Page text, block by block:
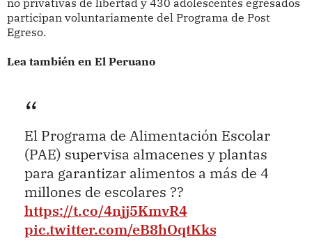
participan voluntariamente del Programa de Post
Egreso.
Lea también en El Peruano
El Programa de Alimentación Escolar
(PAE) supervisa almacenes y plantas
para garantizar alimentos a más de 4
millones de escolares ??
https://t.co/4njj5KmvR4
pic.twitter.com/eB8hOqtKks